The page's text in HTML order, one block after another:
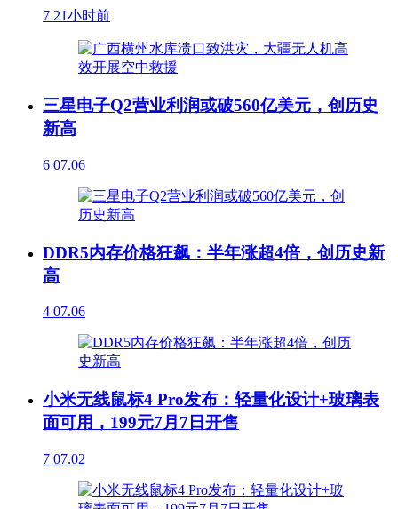
7 21小时前
三星电子Q2营业利润或破560亿美元，创历史
新高
6 07.06
DDR5内存价格狂飙：半年涨超4倍，创历史新
高
4 07.06
小米无线鼠标4 Pro发布：轻量化设计+玻璃表
面可用，199元7月7日开售
7 07.02